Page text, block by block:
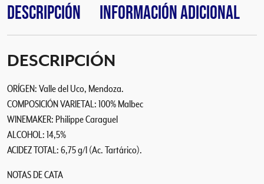
a
l
b
c
0
1
8
c
a
t
Descripción Información adicional
DESCRIPCIÓN
ORÍGEN: Valle del Uco, Mendoza.
COMPOSICIÓN VARIETAL: 100% Malbec
WINEMAKER: Philippe Caraguel
ALCOHOL: 14,5%
ACIDEZ TOTAL: 6,75 g/l (Ac. Tartárico).
NOTAS DE CATA